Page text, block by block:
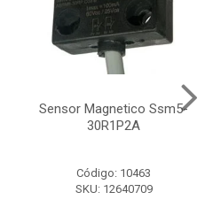
Sensor Magnetico Ssm5-
30R1P2A
Código: 10463
SKU: 12640709